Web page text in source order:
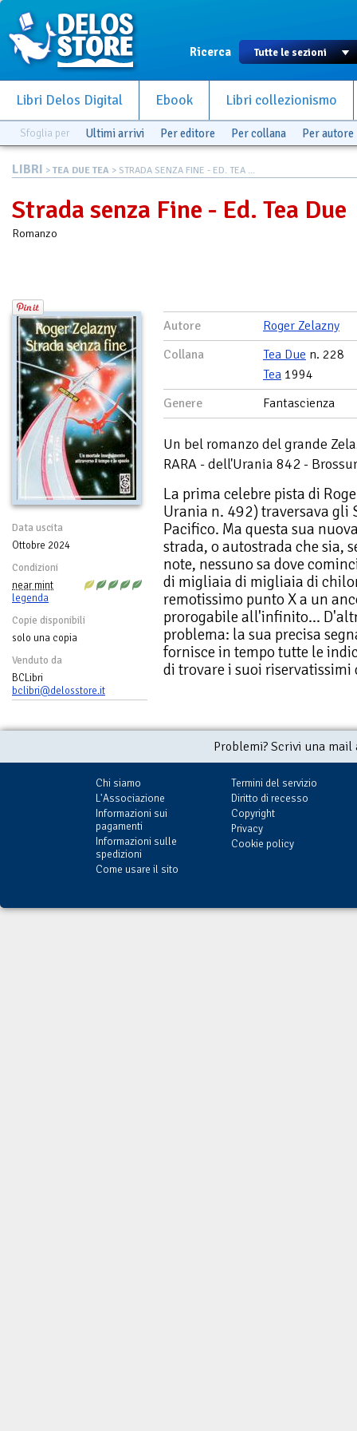
Ricerca
Libri Delos Digital Ebook Libri collezionismo
Sfoglia per Ultimi arrivi Per editore Per collana Per autore
LIBRI > TEA DUE TEA > STRADA SENZA FINE - ED. TEA ...
Strada senza Fine - Ed. Tea Due
Romanzo
Data uscita
Ottobre 2024
Condizioni
near mint
legenda
Copie disponibili
solo una copia
Venduto da
BCLibri
bclibri@delosstore.it
Autore
Roger Zelazny
Collana
Tea Due n. 228
Tea 1994
Genere
Fantascienza
Un bel romanzo del grande
RARA - dell'Urania 842 -
La prima celebre pista di
Urania n. 492) traversava
Pacifico. Ma questa sua
strada, o autostrada che sia,
note, nessuno sa dove
di migliaia di migliaia di
remotissimo punto X a un
prorogabile all'infinito...
problema: la sua precisa
fornisce in tempo tutte le
di trovare i suoi
Problemi? Scrivi una
Chi siamo
L'Associazione
Informazioni sui
pagamenti
Informazioni sulle
spedizioni
Come usare il sito
Termini del servizio
Diritto di recesso
Copyright
Privacy
Cookie policy